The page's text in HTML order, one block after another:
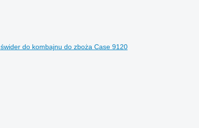
świder do kombajnu do zboża Case 9120